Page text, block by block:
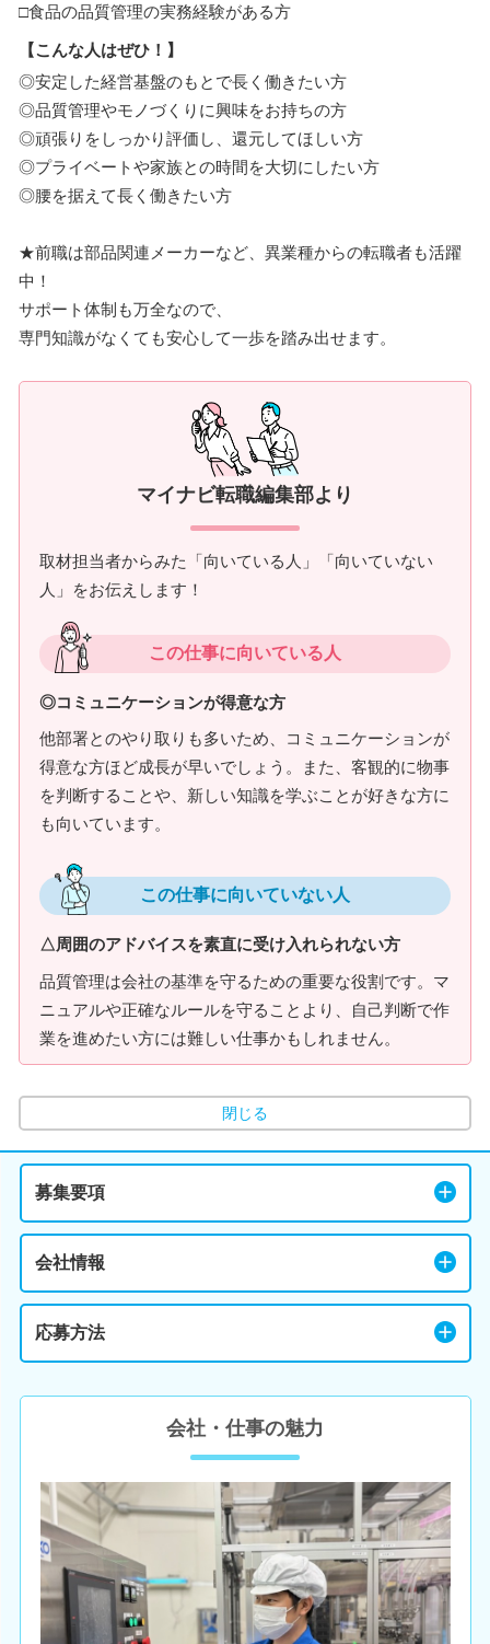
□食品の品質管理の実務経験がある方
【こんな人はぜひ！】
◎安定した経営基盤のもとで長く働きたい方
◎品質管理やモノづくりに興味をお持ちの方
◎頑張りをしっかり評価し、還元してほしい方
◎プライベートや家族との時間を大切にしたい方
◎腰を据えて長く働きたい方
★前職は部品関連メーカーなど、異業種からの転職者も活躍
中！
サポート体制も万全なので、
専門知識がなくても安心して一歩を踏み出せます。
マイナビ転職編集部より
取材担当者からみた「向いている人」「向いていない
人」をお伝えします！
この仕事に向いている人
◎コミュニケーションが得意な方
他部署とのやり取りも多いため、コミュニケーションが
得意な方ほど成長が早いでしょう。また、客観的に物事
を判断することや、新しい知識を学ぶことが好きな方に
も向いています。
この仕事に向いていない人
△周囲のアドバイスを素直に受け入れられない方
品質管理は会社の基準を守るための重要な役割です。マ
ニュアルや正確なルールを守ることより、自己判断で作
業を進めたい方には難しい仕事かもしれません。
閉じる
募集要項
会社情報
応募方法
会社・仕事の魅力